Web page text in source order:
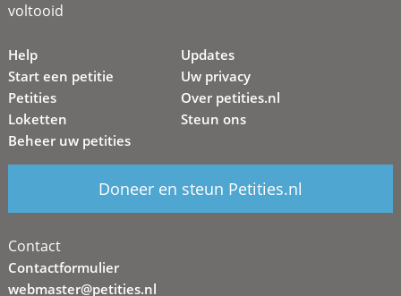
voltooid
Help
Start een petitie
Petities
Loketten
Beheer uw petities
Updates
Uw privacy
Over petities.nl
Steun ons
Doneer en steun Petities.nl
Contact
Contactformulier
webmaster@petities.nl